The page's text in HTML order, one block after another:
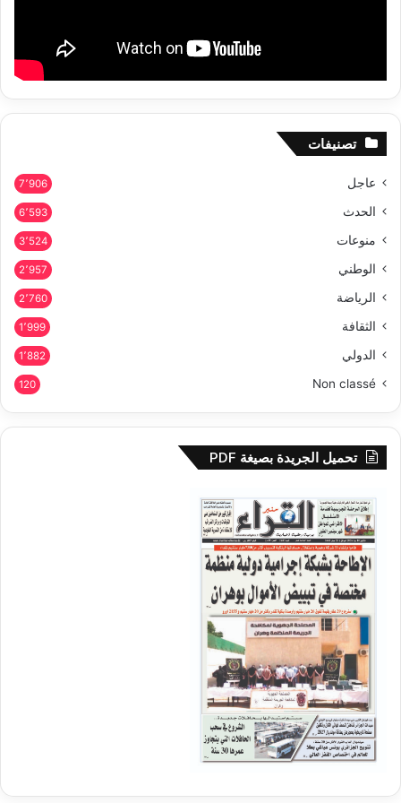
تصنيفات
عاجل 7٬906
الحدث 6٬593
منوعات 3٬524
الوطني 2٬957
الرياضة 2٬760
الثقافة 1٬999
الدولي 1٬882
Non classé
120
تحميل الجريدة بصيغة PDF